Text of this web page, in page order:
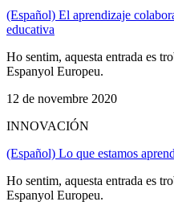
(Español) El aprendizaje
educativa
Ho sentim, aquesta entrada es
Espanyol Europeu.
12 de novembre 2020
INNOVACIÓN
(Español) Lo que estamos
Ho sentim, aquesta entrada es
Espanyol Europeu.